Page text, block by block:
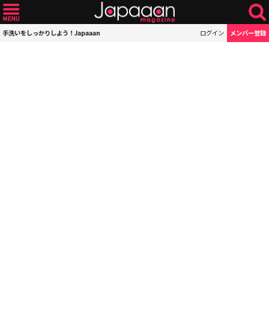
手洗いをしっかりしよう！Japaaan ログイン メンバー登録